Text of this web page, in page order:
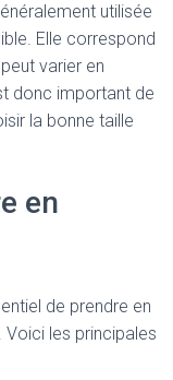
utilisée
Elle correspond
varier en
donc important de
la bonne taille
en
de prendre en
les principales